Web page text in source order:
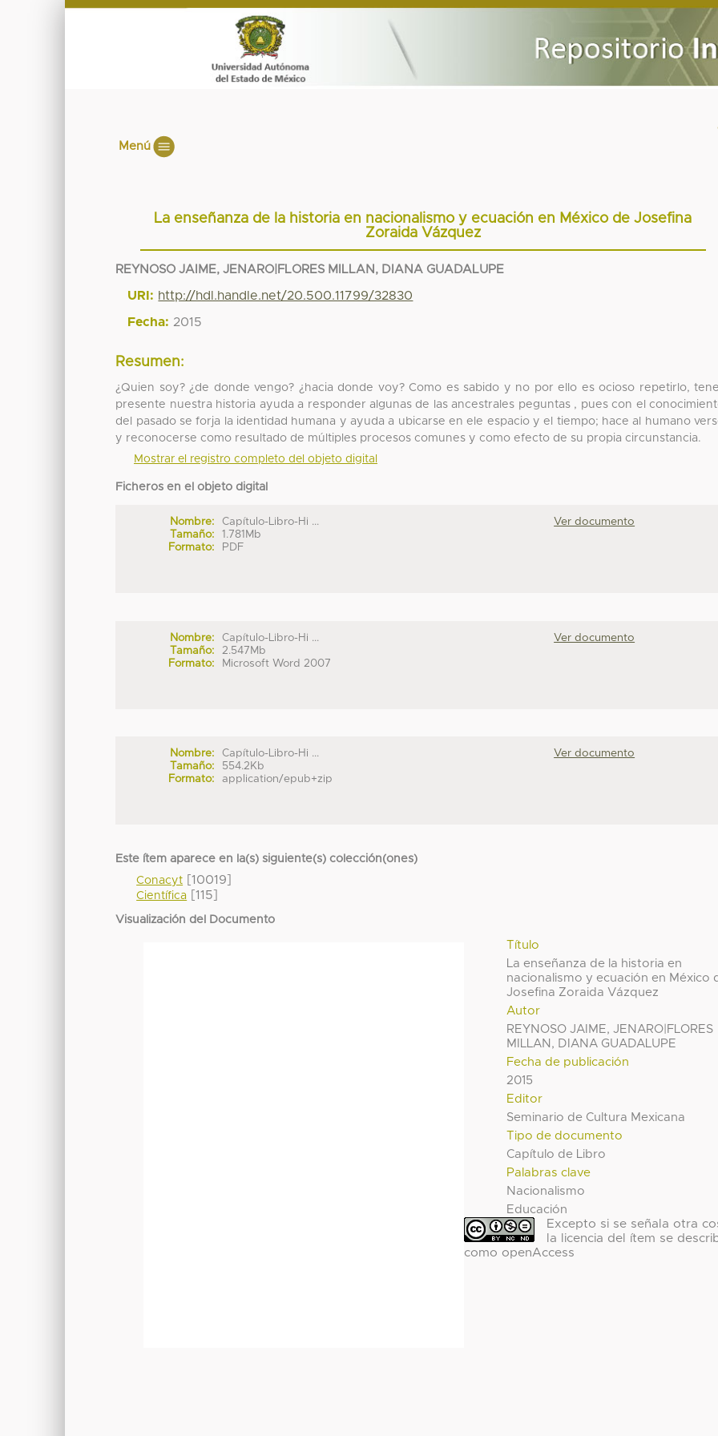
Menú
La enseñanza de la historia en nacionalismo y ecuación en México de Josefina
Zoraida Vázquez
REYNOSO JAIME, JENARO|FLORES MILLAN, DIANA GUADALUPE
URI: http://hdl.handle.net/20.500.11799/32830
Fecha: 2015
Resumen:
¿Quien soy? ¿de donde vengo? ¿hacia donde voy? Como es sabido y no por ello es ocioso repetirlo,
presente nuestra historia ayuda a responder algunas de las ancestrales peguntas , pues con el
del pasado se forja la identidad humana y ayuda a ubicarse en ele espacio y el tiempo; hace al humano
y reconocerse como resultado de múltiples procesos comunes y como efecto de su propia circunstancia.
Mostrar el registro completo del objeto digital
Ficheros en el objeto digital
Nombre:
Capítulo-Libro-Hi ...
Tamaño:
1.781Mb
Formato:
PDF
Ver documento
Nombre:
Capítulo-Libro-Hi ...
Tamaño:
2.547Mb
Formato:
Microsoft Word 2007
Ver documento
Nombre:
Capítulo-Libro-Hi ...
Tamaño:
554.2Kb
Formato:
application/epub+zip
Ver documento
Este ítem aparece en la(s) siguiente(s) colección(ones)
Conacyt [10019]
Científica [115]
Visualización del Documento
Título
La enseñanza de la historia en
nacionalismo y ecuación en México
Josefina Zoraida Vázquez
Autor
REYNOSO JAIME, JENARO|FLORES
MILLAN, DIANA GUADALUPE
Fecha de publicación
2015
Editor
Seminario de Cultura Mexicana
Tipo de documento
Capítulo de Libro
Palabras clave
Nacionalismo
Educación
Excepto si se señala otra
la licencia del ítem se
como openAccess